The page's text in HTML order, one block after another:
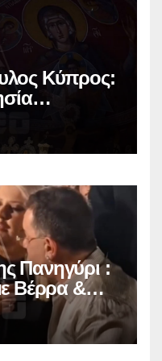
Κύπρος:
Πανηγύρι :
Βέρρα &